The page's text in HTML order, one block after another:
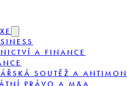
A FINANCE
SOUTĚŽ A
PRÁVO A M&A